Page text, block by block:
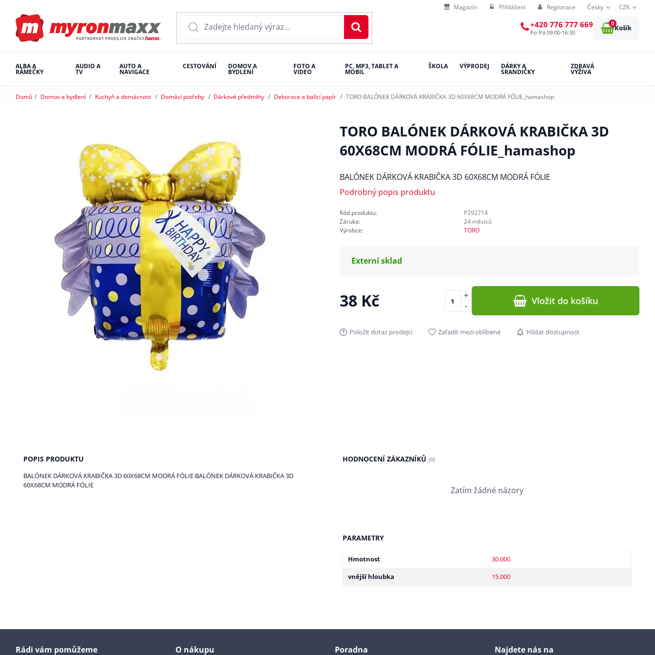
Magazín Přihlášení Registrace Česky CZK
+420 776 777 669
Po-Pá 09:00-16:30
0
Košík
ALBA A
RÁMEČKY
AUDIO A
TV
AUTO A
NAVIGACE
CESTOVÁNÍ DOMOV A
BYDLENÍ
FOTO A
VIDEO
PC, MP3, TABLET A
MOBIL
ŠKOLA VÝPRODEJ DÁRKY A
SRANDIČKY
ZDRAVÁ
VÝŽIVA
Domů Domov a bydlení Kuchyň a domácnost Domácí potřeby Dárkové předměty Dekorace a balící papír TORO BALÓNEK DÁRKOVÁ KRABIČKA 3D 60X68CM MODRÁ FÓLIE_hamashop
TORO BALÓNEK DÁRKOVÁ KRABIČKA 3D
60X68CM MODRÁ FÓLIE_hamashop
BALÓNEK DÁRKOVÁ KRABIČKA 3D 60X68CM MODRÁ FÓLIE
Podrobný popis produktu
Kód produktu:
P292714
Záruka:
24 měsíců
Výrobce:
TORO
Externí sklad
38 Kč -
+ Vložit do košíku
Položit dotaz prodejci Zařadit mezi oblíbené Hlídat dostupnost
POPIS PRODUKTU
BALÓNEK DÁRKOVÁ KRABIČKA 3D 60X68CM MODRÁ FÓLIE BALÓNEK DÁRKOVÁ KRABIČKA 3D
60X68CM MODRÁ FÓLIE
HODNOCENÍ ZÁKAZNÍKŮ (0)
Zatím žádné názory
PARAMETRY
Hmotnost
30.000
vnější hloubka
15.000
Rádi vám pomůžeme O nákupu Poradna Najdete nás na